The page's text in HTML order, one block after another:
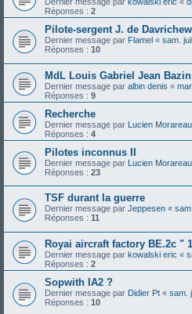
Réponses : 2
Pilote-sergent J. de
Dernier message par Flamel « sam.
Réponses : 10
MdL Louis Gabriel Jean Bazin
Dernier message par albin denis «
Réponses : 9
Recherche
Dernier message par Lucien Morareau
Réponses : 4
Pilotes inconnus II
Dernier message par Lucien Morareau
Réponses : 23
TSF durant la guerre
Dernier message par Jeppesen «
Réponses : 11
Royai aircraft factory BE.2c "
Dernier message par kowalski eric «
Réponses : 2
Sopwith IA2 ?
Dernier message par Didier Pt « sam.
Réponses : 10